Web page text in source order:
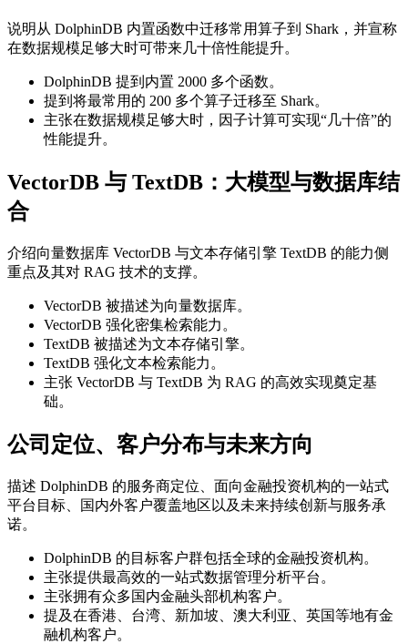
说明从 DolphinDB 内置函数中迁移常用算子到 Shark，并宣称
在数据规模足够大时可带来几十倍性能提升。
DolphinDB 提到内置 2000 多个函数。
提到将最常用的 200 多个算子迁移至 Shark。
主张在数据规模足够大时，因子计算可实现“几十倍”的
性能提升。
VectorDB 与 TextDB：大模型与数据库结
合
介绍向量数据库 VectorDB 与文本存储引擎 TextDB 的能力侧
重点及其对 RAG 技术的支撑。
VectorDB 被描述为向量数据库。
VectorDB 强化密集检索能力。
TextDB 被描述为文本存储引擎。
TextDB 强化文本检索能力。
主张 VectorDB 与 TextDB 为 RAG 的高效实现奠定基
础。
公司定位、客户分布与未来方向
描述 DolphinDB 的服务商定位、面向金融投资机构的一站式
平台目标、国内外客户覆盖地区以及未来持续创新与服务承
诺。
DolphinDB 的目标客户群包括全球的金融投资机构。
主张提供最高效的一站式数据管理分析平台。
主张拥有众多国内金融头部机构客户。
提及在香港、台湾、新加坡、澳大利亚、英国等地有金
融机构客户。